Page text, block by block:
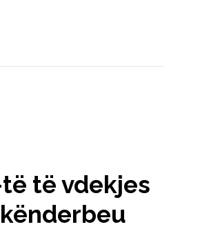
të vdekjes